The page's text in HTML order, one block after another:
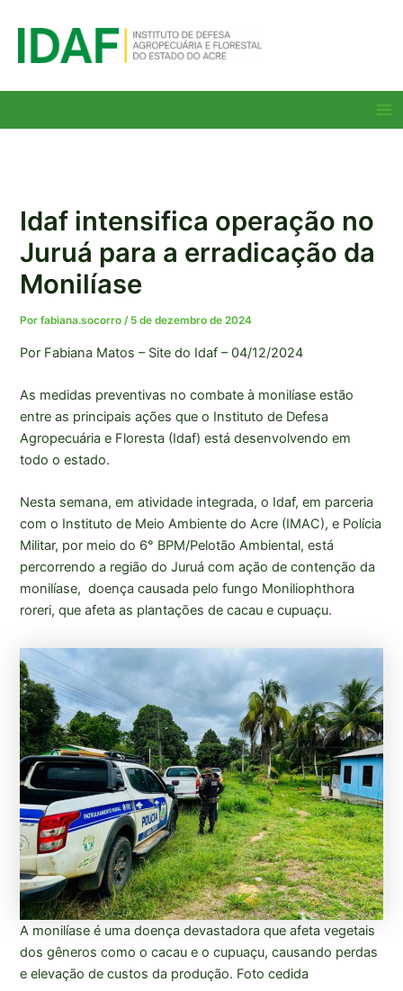
para
Idaf intensifica operação no
Juruá para a erradicação da
Monilíase
Porfabiana.socorro/ 5 de dezembro de 2024
Por Fabiana Matos – Site do Idaf – 04/12/2024
As medidas preventivas no combate à monilíase estão
entre as principais ações que o Instituto de Defesa
Agropecuária e Floresta (Idaf) está desenvolvendo em
todo o estado.
Nesta semana, em atividade integrada, o Idaf, em parceria
com o Instituto de Meio Ambiente do Acre (IMAC), e Polícia
Militar, por meio do 6° BPM/Pelotão Ambiental, está
percorrendo a região do Juruá com ação de contenção da
monilíase, doença causada pelo fungo Moniliophthora
roreri, que afeta as plantações de cacau e cupuaçu.
A monilíase é uma doença devastadora que afeta vegetais
dos gêneros como o cacau e o cupuaçu, causando perdas
e elevação de custos da produção. Foto cedida